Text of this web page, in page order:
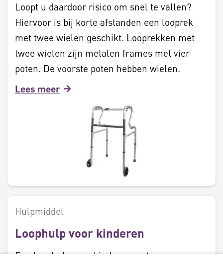
Loopt u daardoor risico om snel te vallen?
Hiervoor is bij korte afstanden een looprek
met twee wielen geschikt. Looprekken met
twee wielen zijn metalen frames met vier
poten. De voorste poten hebben wielen.
Lees meer
Hulpmiddel
Loophulp voor kinderen
Een loophulp voor kinderen met een